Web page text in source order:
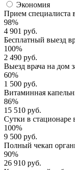
Экономия
Прием специалиста
98%
4 901 руб.
Бесплатный выезд
100%
2 490 руб.
Выезд врача на дом
60%
1 500 руб.
Витаминная
86%
15 510 руб.
Сутки в стационаре
100%
9 500 руб.
Полный чекап
90%
26 910 руб.